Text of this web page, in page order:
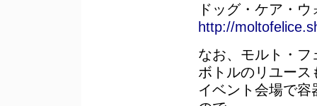
ドッグ・ケア・
http://
なお、モルト・
ボトルのリユース
イベント会場で